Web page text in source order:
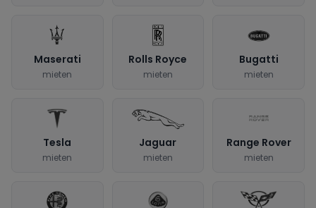
Maserati
mieten
Rolls Royce
mieten
Bugatti
mieten
Tesla
mieten
Jaguar
mieten
Range Rover
mieten